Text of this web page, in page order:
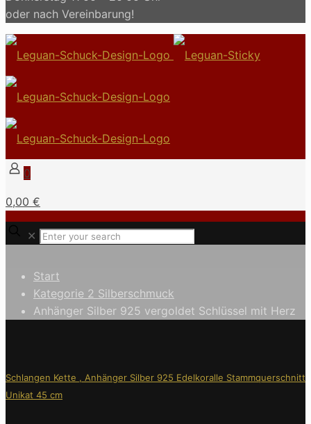
oder nach Vereinbarung!
0
0,00 €
✕
Start
Kategorie 2 Silberschmuck
Anhänger Silber 925 vergoldet Schlüssel mit Herz
Schlangen Kette , Anhänger Silber 925 Edelkoralle Stammquerschnitt
Unikat 45 cm